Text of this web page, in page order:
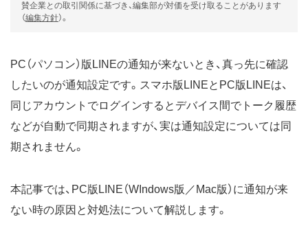
賛企業との取引関係に基づき、編集部が対価を受け取ることがあります
（編集方針）。
PC（パソコン）版LINEの通知が来ないとき、真っ先に確認
したいのが通知設定です。スマホ版LINEとPC版LINEは、
同じアカウントでログインするとデバイス間でトーク履歴
などが自動で同期されますが、実は通知設定については同
期されません。
本記事では、PC版LINE（WIndows版／Mac版）に通知が来
ない時の原因と対処法について解説します。